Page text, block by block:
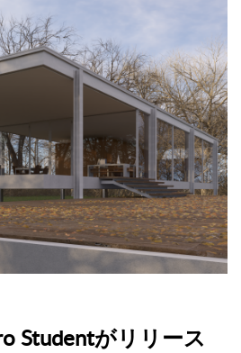
Studentがリリース